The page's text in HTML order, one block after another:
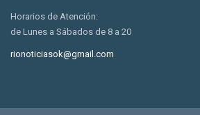
Horarios de Atención:
de Lunes a Sábados de 8 a 20
rionoticiasok@gmail.com